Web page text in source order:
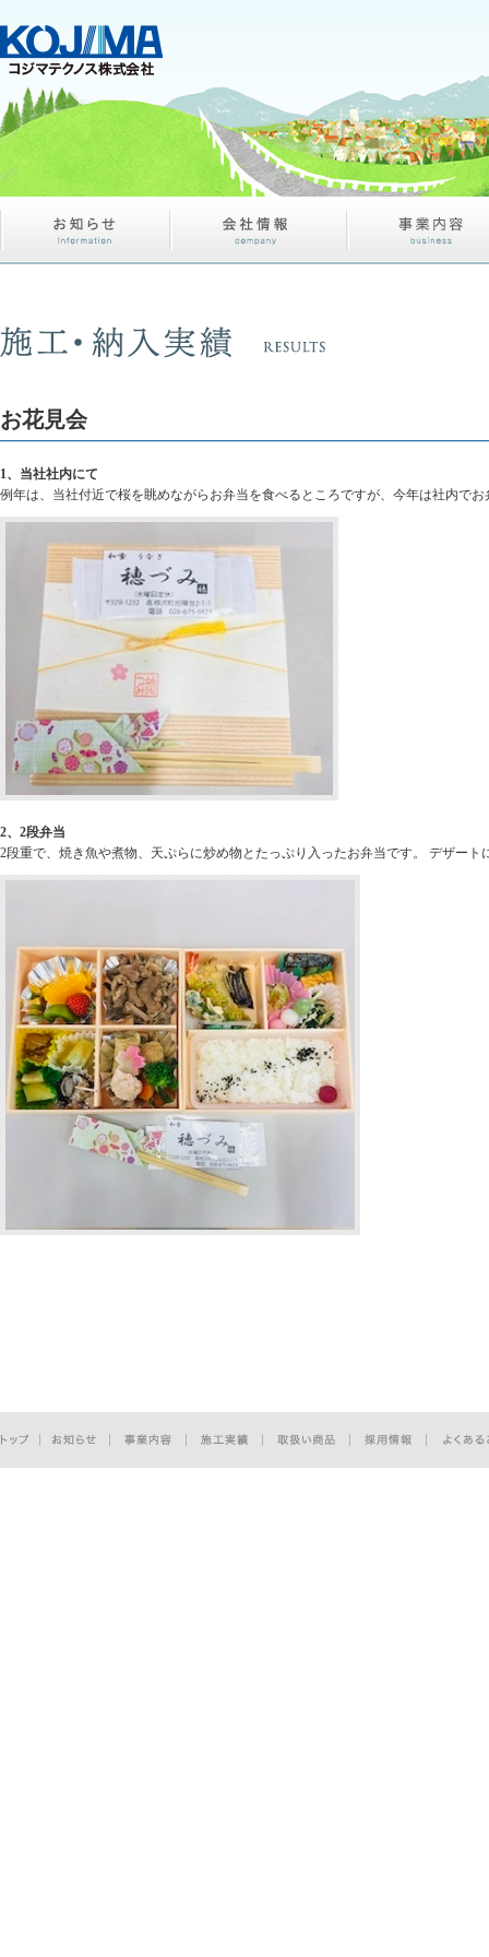
お花見会
1、当社社内にて
例年は、当社付近で桜を眺めながらお弁当を食べるところですが、今年は社内で
2、2段弁当
2段重で、焼き魚や煮物、天ぷらに炒め物とたっぷり入ったお弁当です。 デザー